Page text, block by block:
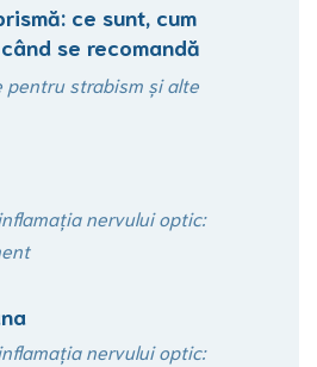
ce sunt, cum
se recomandă
pentru strabism și alte
nervului optic:
nervului optic: